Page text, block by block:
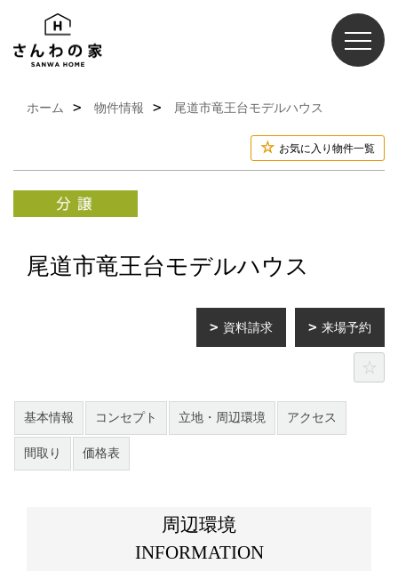
ホーム 物件情報 尾道市竜王台モデルハウス
お気に入り物件一覧
尾道市竜王台モデルハウス
資料請求 来場予約
基本情報 コンセプト 立地・周辺環境 アクセス
間取り 価格表
周辺環境
INFORMATION